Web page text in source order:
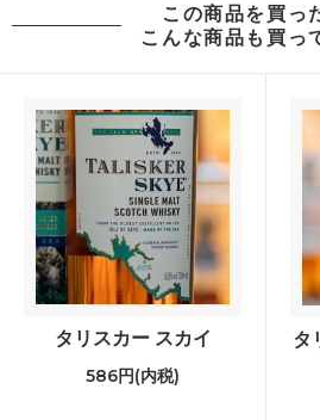
この商品を買っ
こんな商品も買っ
タリスカー スカイ
586円(内税)
タ